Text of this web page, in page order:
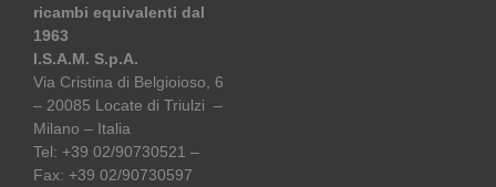
ricambi equivalenti dal
1963
I.S.A.M. S.p.A.
Via Cristina di Belgioioso, 6
– 20085 Locate di Triulzi –
Milano – Italia
Tel: +39 02/90730521 –
Fax: +39 02/90730597